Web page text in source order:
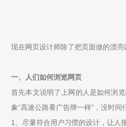
现在网页设计师除了把页面做的漂亮
一、人们如何浏览网页
首先本文说明了上网的人是如何浏
象“高速公路看广告牌一样”，没时
1、尽量符合用户习惯的设计，让人